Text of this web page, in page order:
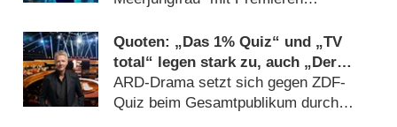
Quoten: „Das 1% Quiz“ und „TV
total“ legen stark zu, auch „Der
Bachelor“ steigert sich
ARD-Drama setzt sich gegen ZDF-
Quiz beim Gesamtpublikum durch